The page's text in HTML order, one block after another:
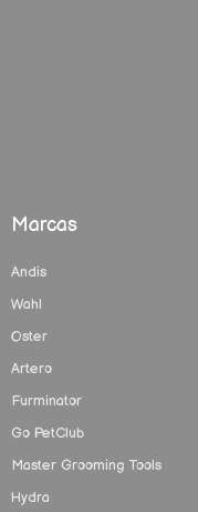
Marcas
Andis
Wahl
Oster
Artero
Furminator
Go PetClub
Master Grooming Tools
Hydra